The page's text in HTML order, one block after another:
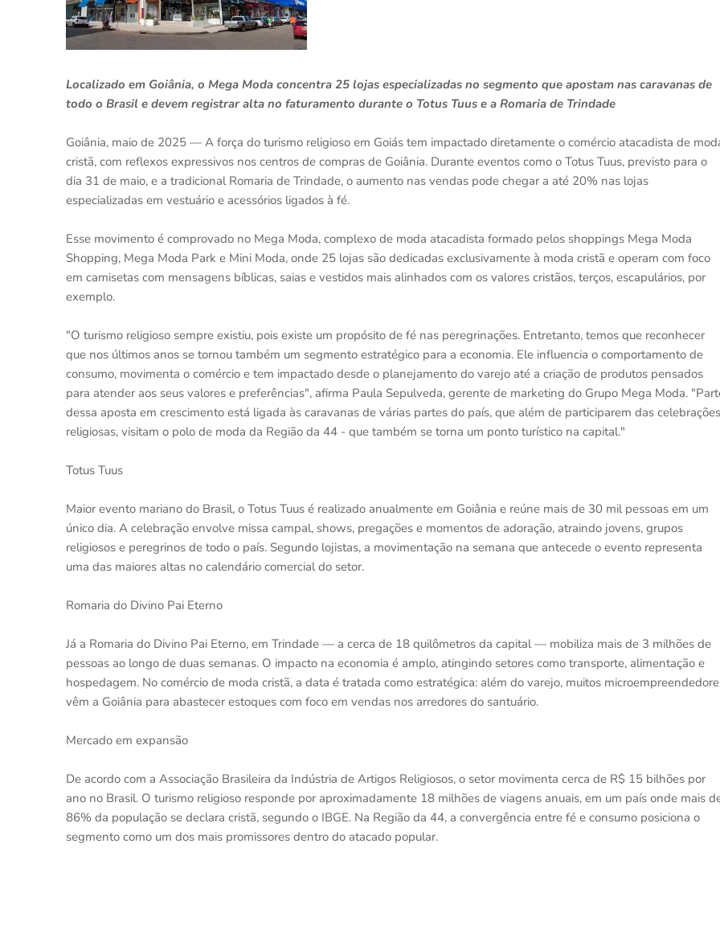
Localizado em Goiânia, o Mega Moda concentra 25 lojas especializadas no segmento que apostam nas caravanas de
todo o Brasil e devem registrar alta no faturamento durante o Totus Tuus e a Romaria de Trindade
Goiânia, maio de 2025 — A força do turismo religioso em Goiás tem impactado diretamente o comércio atacadista de
cristã, com reflexos expressivos nos centros de compras de Goiânia. Durante eventos como o Totus Tuus, previsto para o
dia 31 de maio, e a tradicional Romaria de Trindade, o aumento nas vendas pode chegar a até 20% nas lojas
especializadas em vestuário e acessórios ligados à fé.
Esse movimento é comprovado no Mega Moda, complexo de moda atacadista formado pelos shoppings Mega Moda
Shopping, Mega Moda Park e Mini Moda, onde 25 lojas são dedicadas exclusivamente à moda cristã e operam com foco
em camisetas com mensagens bíblicas, saias e vestidos mais alinhados com os valores cristãos, terços, escapulários, por
exemplo.
"O turismo religioso sempre existiu, pois existe um propósito de fé nas peregrinações. Entretanto, temos que reconhecer
que nos últimos anos se tornou também um segmento estratégico para a economia. Ele influencia o comportamento de
consumo, movimenta o comércio e tem impactado desde o planejamento do varejo até a criação de produtos pensados
para atender aos seus valores e preferências", afirma Paula Sepulveda, gerente de marketing do Grupo Mega Moda.
dessa aposta em crescimento está ligada às caravanas de várias partes do país, que além de participarem das celebrações
religiosas, visitam o polo de moda da Região da 44 - que também se torna um ponto turístico na capital."
Totus Tuus
Maior evento mariano do Brasil, o Totus Tuus é realizado anualmente em Goiânia e reúne mais de 30 mil pessoas em um
único dia. A celebração envolve missa campal, shows, pregações e momentos de adoração, atraindo jovens, grupos
religiosos e peregrinos de todo o país. Segundo lojistas, a movimentação na semana que antecede o evento representa
uma das maiores altas no calendário comercial do setor.
Romaria do Divino Pai Eterno
Já a Romaria do Divino Pai Eterno, em Trindade — a cerca de 18 quilômetros da capital — mobiliza mais de 3 milhões de
pessoas ao longo de duas semanas. O impacto na economia é amplo, atingindo setores como transporte, alimentação e
hospedagem. No comércio de moda cristã, a data é tratada como estratégica: além do varejo, muitos
vêm a Goiânia para abastecer estoques com foco em vendas nos arredores do santuário.
Mercado em expansão
De acordo com a Associação Brasileira da Indústria de Artigos Religiosos, o setor movimenta cerca de R$ 15 bilhões por
ano no Brasil. O turismo religioso responde por aproximadamente 18 milhões de viagens anuais, em um país onde mais
86% da população se declara cristã, segundo o IBGE. Na Região da 44, a convergência entre fé e consumo posiciona o
segmento como um dos mais promissores dentro do atacado popular.